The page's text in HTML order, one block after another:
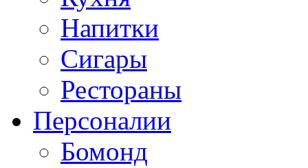
Напитки
Сигары
Рестораны
Персоналии
Бомонд